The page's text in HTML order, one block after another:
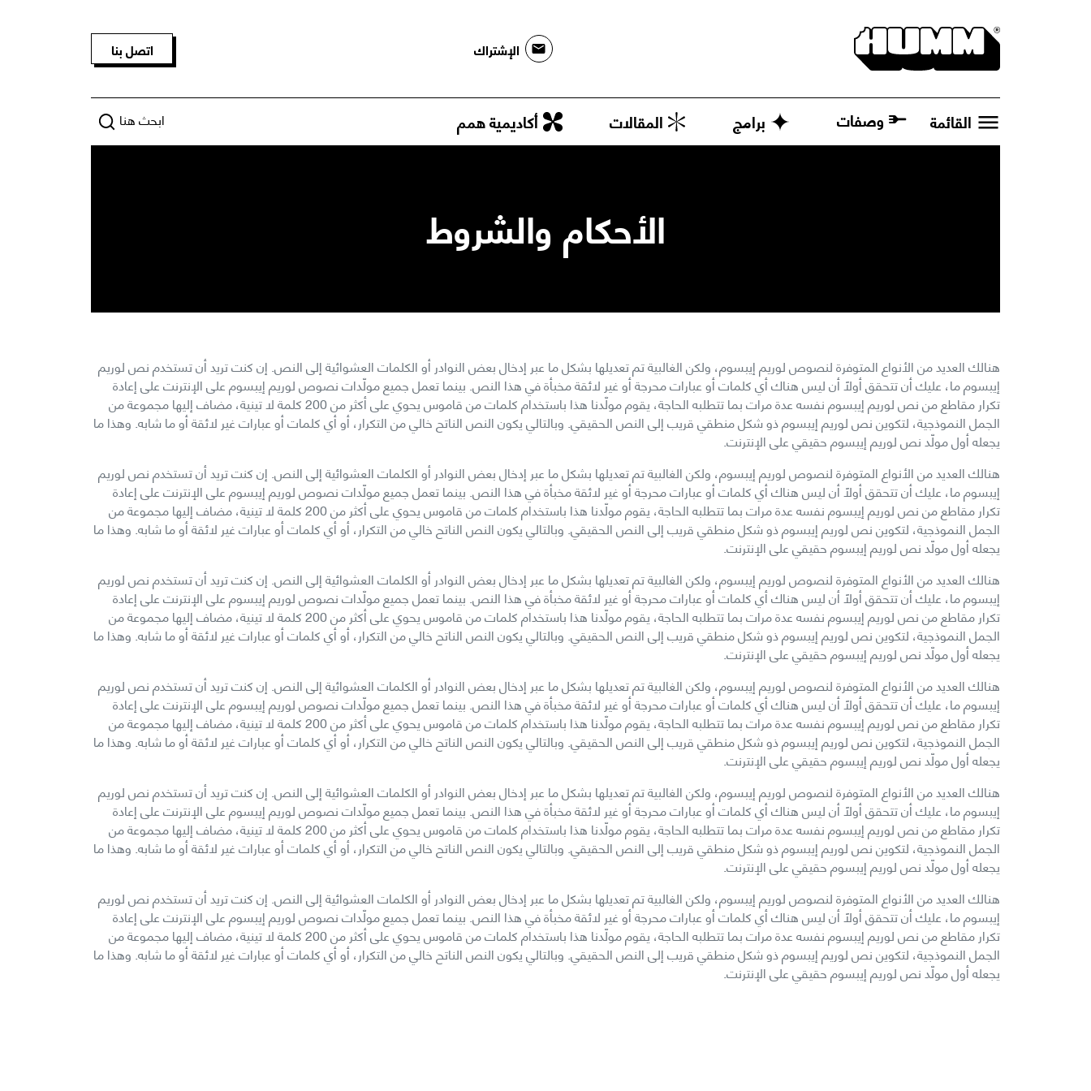
الإشتراك اتصل بنا
القائمة وصفات برامج المقالات أكاديمية همم ابحث هنا
الأحكام والشروط
هنالك العديد من الأنواع المتوفرة لنصوص لوريم إيبسوم، ولكن الغالبية تم تعديلها بشكل ما عبر إدخال بعض النوادر أو الكلمات العشوائية إلى النص. إن كنت تريد أن تستخدم نص لوريم
إيبسوم ما، عليك أن تتحقق أولاً أن ليس هناك أي كلمات أو عبارات محرجة أو غير لائقة مخبأة في هذا النص. بينما تعمل جميع مولّدات نصوص لوريم إيبسوم على الإنترنت على إعادة
تكرار مقاطع من نص لوريم إيبسوم نفسه عدة مرات بما تتطلبه الحاجة، يقوم مولّدنا هذا باستخدام كلمات من قاموس يحوي على أكثر من 200 كلمة لا تينية، مضاف إليها مجموعة من
الجمل النموذجية، لتكوين نص لوريم إيبسوم ذو شكل منطقي قريب إلى النص الحقيقي. وبالتالي يكون النص الناتح خالي من التكرار، أو أي كلمات أو عبارات غير لائقة أو ما شابه. وهذا ما
يجعله أول مولّد نص لوريم إيبسوم حقيقي على الإنترنت.
هنالك العديد من الأنواع المتوفرة لنصوص لوريم إيبسوم، ولكن الغالبية تم تعديلها بشكل ما عبر إدخال بعض النوادر أو الكلمات العشوائية إلى النص. إن كنت تريد أن تستخدم نص لوريم
إيبسوم ما، عليك أن تتحقق أولاً أن ليس هناك أي كلمات أو عبارات محرجة أو غير لائقة مخبأة في هذا النص. بينما تعمل جميع مولّدات نصوص لوريم إيبسوم على الإنترنت على إعادة
تكرار مقاطع من نص لوريم إيبسوم نفسه عدة مرات بما تتطلبه الحاجة، يقوم مولّدنا هذا باستخدام كلمات من قاموس يحوي على أكثر من 200 كلمة لا تينية، مضاف إليها مجموعة من
الجمل النموذجية، لتكوين نص لوريم إيبسوم ذو شكل منطقي قريب إلى النص الحقيقي. وبالتالي يكون النص الناتح خالي من التكرار، أو أي كلمات أو عبارات غير لائقة أو ما شابه. وهذا ما
يجعله أول مولّد نص لوريم إيبسوم حقيقي على الإنترنت.
هنالك العديد من الأنواع المتوفرة لنصوص لوريم إيبسوم، ولكن الغالبية تم تعديلها بشكل ما عبر إدخال بعض النوادر أو الكلمات العشوائية إلى النص. إن كنت تريد أن تستخدم نص لوريم
إيبسوم ما، عليك أن تتحقق أولاً أن ليس هناك أي كلمات أو عبارات محرجة أو غير لائقة مخبأة في هذا النص. بينما تعمل جميع مولّدات نصوص لوريم إيبسوم على الإنترنت على إعادة
تكرار مقاطع من نص لوريم إيبسوم نفسه عدة مرات بما تتطلبه الحاجة، يقوم مولّدنا هذا باستخدام كلمات من قاموس يحوي على أكثر من 200 كلمة لا تينية، مضاف إليها مجموعة من
الجمل النموذجية، لتكوين نص لوريم إيبسوم ذو شكل منطقي قريب إلى النص الحقيقي. وبالتالي يكون النص الناتح خالي من التكرار، أو أي كلمات أو عبارات غير لائقة أو ما شابه. وهذا ما
يجعله أول مولّد نص لوريم إيبسوم حقيقي على الإنترنت.
هنالك العديد من الأنواع المتوفرة لنصوص لوريم إيبسوم، ولكن الغالبية تم تعديلها بشكل ما عبر إدخال بعض النوادر أو الكلمات العشوائية إلى النص. إن كنت تريد أن تستخدم نص لوريم
إيبسوم ما، عليك أن تتحقق أولاً أن ليس هناك أي كلمات أو عبارات محرجة أو غير لائقة مخبأة في هذا النص. بينما تعمل جميع مولّدات نصوص لوريم إيبسوم على الإنترنت على إعادة
تكرار مقاطع من نص لوريم إيبسوم نفسه عدة مرات بما تتطلبه الحاجة، يقوم مولّدنا هذا باستخدام كلمات من قاموس يحوي على أكثر من 200 كلمة لا تينية، مضاف إليها مجموعة من
الجمل النموذجية، لتكوين نص لوريم إيبسوم ذو شكل منطقي قريب إلى النص الحقيقي. وبالتالي يكون النص الناتح خالي من التكرار، أو أي كلمات أو عبارات غير لائقة أو ما شابه. وهذا ما
يجعله أول مولّد نص لوريم إيبسوم حقيقي على الإنترنت.
هنالك العديد من الأنواع المتوفرة لنصوص لوريم إيبسوم، ولكن الغالبية تم تعديلها بشكل ما عبر إدخال بعض النوادر أو الكلمات العشوائية إلى النص. إن كنت تريد أن تستخدم نص لوريم
إيبسوم ما، عليك أن تتحقق أولاً أن ليس هناك أي كلمات أو عبارات محرجة أو غير لائقة مخبأة في هذا النص. بينما تعمل جميع مولّدات نصوص لوريم إيبسوم على الإنترنت على إعادة
تكرار مقاطع من نص لوريم إيبسوم نفسه عدة مرات بما تتطلبه الحاجة، يقوم مولّدنا هذا باستخدام كلمات من قاموس يحوي على أكثر من 200 كلمة لا تينية، مضاف إليها مجموعة من
الجمل النموذجية، لتكوين نص لوريم إيبسوم ذو شكل منطقي قريب إلى النص الحقيقي. وبالتالي يكون النص الناتح خالي من التكرار، أو أي كلمات أو عبارات غير لائقة أو ما شابه. وهذا ما
يجعله أول مولّد نص لوريم إيبسوم حقيقي على الإنترنت.
هنالك العديد من الأنواع المتوفرة لنصوص لوريم إيبسوم، ولكن الغالبية تم تعديلها بشكل ما عبر إدخال بعض النوادر أو الكلمات العشوائية إلى النص. إن كنت تريد أن تستخدم نص لوريم
إيبسوم ما، عليك أن تتحقق أولاً أن ليس هناك أي كلمات أو عبارات محرجة أو غير لائقة مخبأة في هذا النص. بينما تعمل جميع مولّدات نصوص لوريم إيبسوم على الإنترنت على إعادة
تكرار مقاطع من نص لوريم إيبسوم نفسه عدة مرات بما تتطلبه الحاجة، يقوم مولّدنا هذا باستخدام كلمات من قاموس يحوي على أكثر من 200 كلمة لا تينية، مضاف إليها مجموعة من
الجمل النموذجية، لتكوين نص لوريم إيبسوم ذو شكل منطقي قريب إلى النص الحقيقي. وبالتالي يكون النص الناتح خالي من التكرار، أو أي كلمات أو عبارات غير لائقة أو ما شابه. وهذا ما
يجعله أول مولّد نص لوريم إيبسوم حقيقي على الإنترنت.